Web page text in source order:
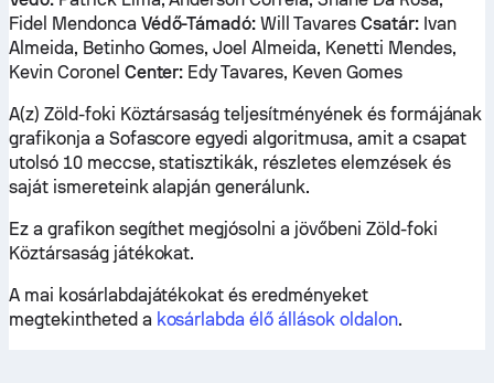
Fidel Mendonca Védő-Támadó: Will Tavares Csatár:Ivan
Almeida, Betinho Gomes, Joel Almeida, Kenetti Mendes,
Kevin Coronel Center: Edy Tavares, Keven Gomes
A(z) Zöld-foki Köztársaság teljesítményének és formájának
grafikonja a Sofascore egyedi algoritmusa, amit a csapat
utolsó 10 meccse, statisztikák, részletes elemzések és
saját ismereteink alapján generálunk.
Ez a grafikon segíthet megjósolni a jövőbeni Zöld-foki
Köztársaság játékokat.
A mai kosárlabdajátékokat és eredményeket
megtekintheted a kosárlabda élő állások oldalon.